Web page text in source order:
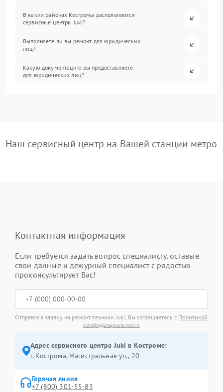
В каких районах Костромы располагаются
сервисные центры Juki?
Выполняете ли вы ремонт для юридических
лиц?
Какую документацию вы предоставляете
для юридических лиц?
Наш сервисный центр на Вашей станции метро
Контактная информация
Если требуется задать вопрос специалисту, оставьте
свои данные и дежурный специалист с радостью
проконсультирует Вас!
Отправляя заявку на ремонт техники Juki, Вы соглашаетесь с Политикой
конфиденциальности
Адрес сервисного центра Juki в Костроме:
г. Кострома, Магистральная ул., 20
Горячая линия
+7 (800) 301-55-83